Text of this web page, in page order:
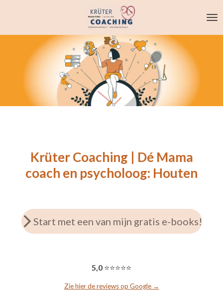
naar
hoofdinhoud
Krüter Coaching | Dé Mama
coach en psycholoog: Houten
Start met een van mijn gratis e-books!
5,0 ⭐⭐⭐⭐⭐
Zie hier de reviews op Google →